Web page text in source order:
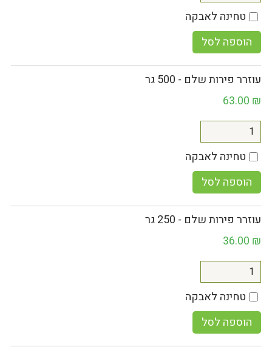
טחינה לאבקה
הוספה לסל
עוזרר פירות שלם - 500 גר
63.00 ₪
טחינה לאבקה
הוספה לסל
עוזרר פירות שלם - 250 גר
36.00 ₪
טחינה לאבקה
הוספה לסל